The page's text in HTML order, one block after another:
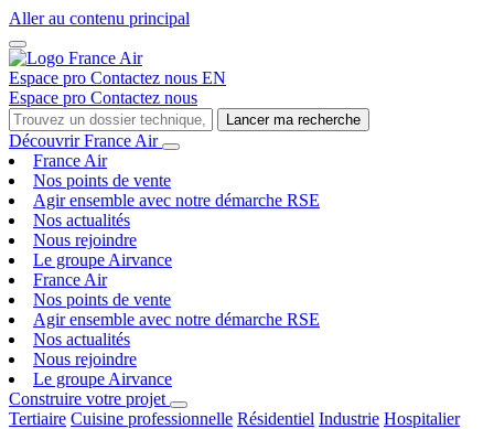
Aller au contenu principal
Espace pro Contactez nous EN
Espace pro Contactez nous
Lancer ma recherche
Découvrir France Air
France Air
Nos points de vente
Agir ensemble avec notre démarche RSE
Nos actualités
Nous rejoindre
Le groupe Airvance
France Air
Nos points de vente
Agir ensemble avec notre démarche RSE
Nos actualités
Nous rejoindre
Le groupe Airvance
Construire votre projet
Tertiaire Cuisine professionnelle Résidentiel Industrie Hospitalier